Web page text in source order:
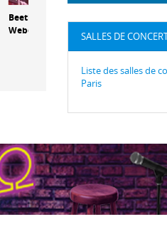
Beethoven /
Weber
SALLES DE
Liste des salles de
Paris